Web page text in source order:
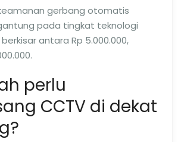
gerbang otomatis
pada tingkat teknologi
antara Rp 5.000.000,
perlu
CCTV di dekat